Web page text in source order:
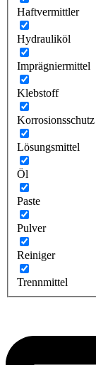
Haftvermittler
Hydrauliköl
Imprägniermittel
Klebstoff
Korrosionsschutz
Lösungsmittel
Öl
Paste
Pulver
Reiniger
Trennmittel